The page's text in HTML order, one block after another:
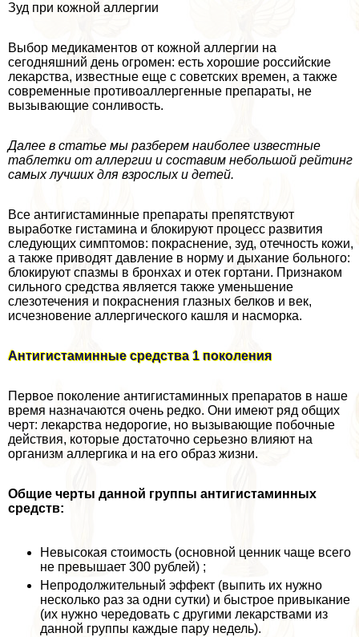
Зуд при кожной аллергии
Выбор медикаментов от кожной аллергии на
сегодняшний день огромен: есть хорошие российские
лекарства, известные еще с советских времен, а также
современные противоаллергенные препараты, не
вызывающие сонливость.
Далее в статье мы разберем наиболее известные
таблетки от аллергии и составим небольшой рейтинг
самых лучших для взрослых и детей.
Все антигистаминные препараты препятствуют
выработке гистамина и блокируют процесс развития
следующих симптомов: покраснение, зуд, отечность кожи,
а также приводят давление в норму и дыхание больного:
блокируют спазмы в бронхах и отек гортани. Признаком
сильного средства является также уменьшение
слезотечения и покраснения глазных белков и век,
исчезновение аллергического кашля и насморка.
Антигистаминные средства 1 поколения
Первое поколение антигистаминных препаратов в наше
время назначаются очень редко. Они имеют ряд общих
черт: лекарства недорогие, но вызывающие побочные
действия, которые достаточно серьезно влияют на
организм аллергика и на его образ жизни.
Общие черты данной группы антигистаминных
средств:
Невысокая стоимость (основной ценник чаще всего
не превышает 300 рублей) ;
Непродолжительный эффект (выпить их нужно
несколько раз за одни сутки) и быстрое привыкание
(их нужно чередовать с другими лекарствами из
данной группы каждые пару недель).